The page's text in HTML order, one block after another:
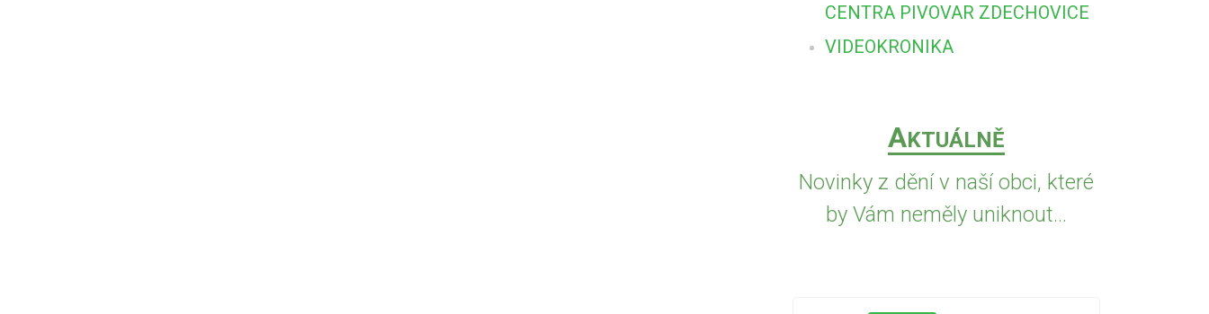
CENTRA PIVOVAR ZDECHOVICE
VIDEOKRONIKA
AKTUÁLNĚ
Novinky z dění v naší obci, které
by Vám neměly uniknout...